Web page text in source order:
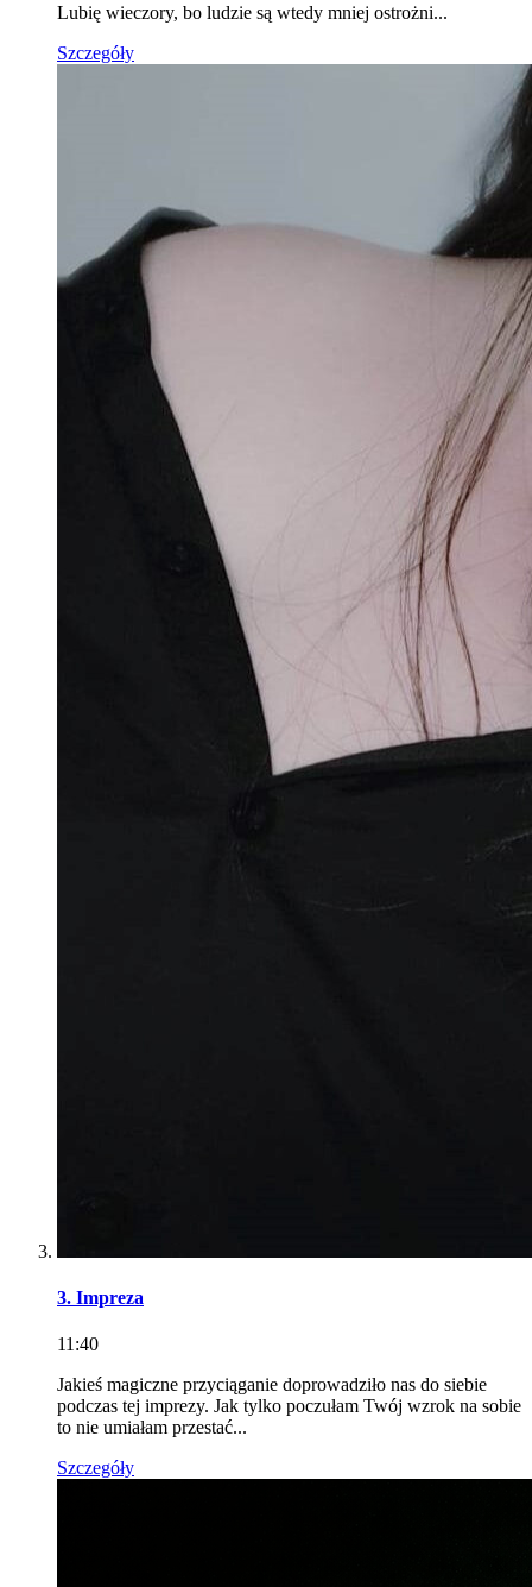
Lubię wieczory, bo ludzie są wtedy mniej ostrożni...
Szczegóły
3. Impreza
11:40
Jakieś magiczne przyciąganie doprowadziło nas do siebie
podczas tej imprezy. Jak tylko poczułam Twój wzrok na sobie
to nie umiałam przestać...
Szczegóły